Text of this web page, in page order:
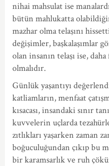
nihai mahsulat ise
bütün mahlukatta
mazhar olma telaşını
değişimler, başkalaşımlar
olan insanın telaşı ise,
olmalıdır.
Günlük yaşantıyı
katliamların, menfaat
kısacası, insandaki sınır
kuvvelerin uçlarda
zıtlıkları yaşarken zaman
boğuculuğundan çıkıp bu
bir karamsarlık ve ruh